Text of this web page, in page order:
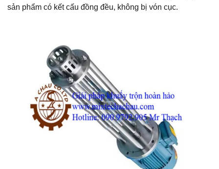
sản phẩm có kết cấu đồng đều, không bị vón cục.